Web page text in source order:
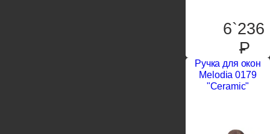
6`236
P
Ручка для окон
Melodia 0179
"Ceramic"